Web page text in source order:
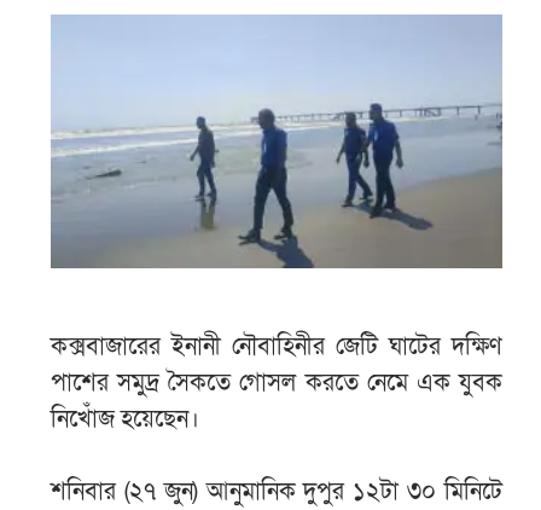
কক্সবাজারের ইনানী নৌবাহিনীর জেটি ঘাটের দক্ষিণ
পাশের সমুদ্র সৈকতে গোসল করতে নেমে এক যুবক
নিখোঁজ হয়েছেন।
শনিবার (২৭ জুন) আনুমানিক দুপুর ১২টা ৩০ মিনিটে